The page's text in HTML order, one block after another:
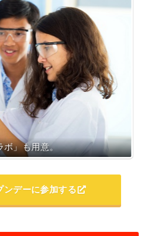
ボ」も用意。
ンデーに参加する